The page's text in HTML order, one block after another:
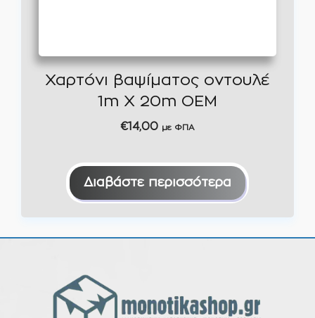
Χαρτόνι βαψίματος οντουλέ
1m Χ 20m ΟΕΜ
€14,00 με ΦΠΑ
Διαβάστε περισσότερα